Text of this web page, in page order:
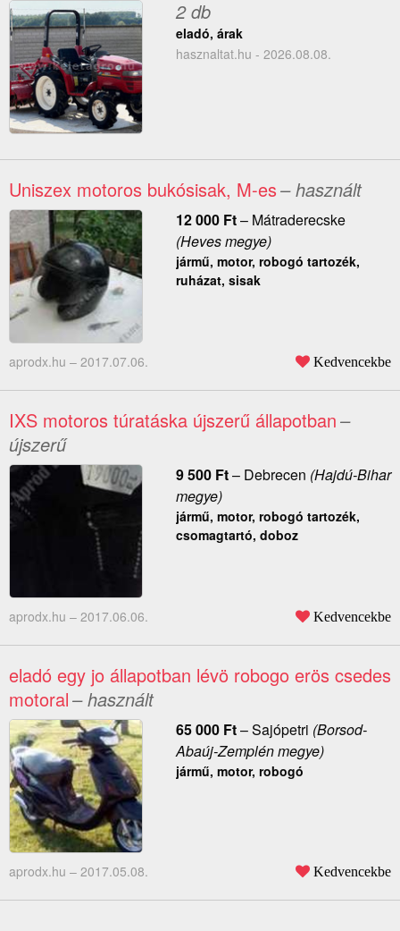
2 db
eladó, árak
hasznaltat.hu - 2026.08.08.
Uniszex motoros bukósisak, M-es– használt
12 000 Ft– Mátraderecske
(Heves megye)
jármű, motor, robogó tartozék,
ruházat, sisak
aprodx.hu – 2017.07.06. Kedvencekbe
IXS motoros túratáska újszerű állapotban–
újszerű
9 500 Ft– Debrecen (Hajdú-Bihar
megye)
jármű, motor, robogó tartozék,
csomagtartó, doboz
aprodx.hu – 2017.06.06. Kedvencekbe
eladó egy jo állapotban lévö robogo erös csedes
motoral– használt
65 000 Ft–Sajópetri (Borsod-
Abaúj-Zemplén megye)
jármű, motor, robogó
aprodx.hu – 2017.05.08. Kedvencekbe